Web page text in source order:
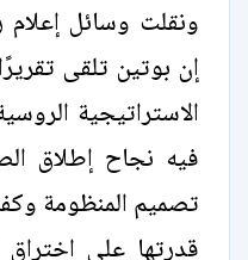
ونقلت وسائل
إن بوتين تلقى
الاستراتيجية
فيه نجاح إطلاق
تصميم المنظومة